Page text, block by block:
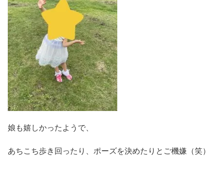
娘も嬉しかったようで、
あちこち歩き回ったり、ポーズを決めたりとご機嫌（笑）